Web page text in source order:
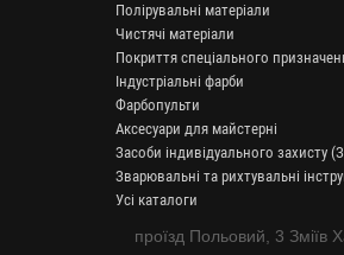
Полірувальні матеріали
Чистячі матеріали
Покриття спеціального
Індустріальні фарби
Фарбопульти
Аксесуари для майстерні
Засоби індивідуального захисту
Зварювальні та рихтувальні
Усі каталоги
проїзд Польовий, 3 Зміїв